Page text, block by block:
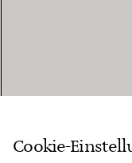
KUNDENSERVICE
Cookie-